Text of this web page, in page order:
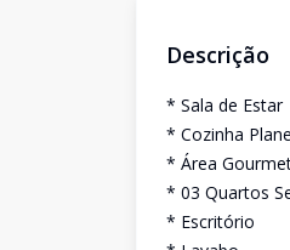
Descrição
* Sala de Estar
* Cozinha
* Área
* 03 Quartos
* Escritório